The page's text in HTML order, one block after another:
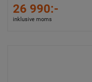
26 990:-
inklusive moms